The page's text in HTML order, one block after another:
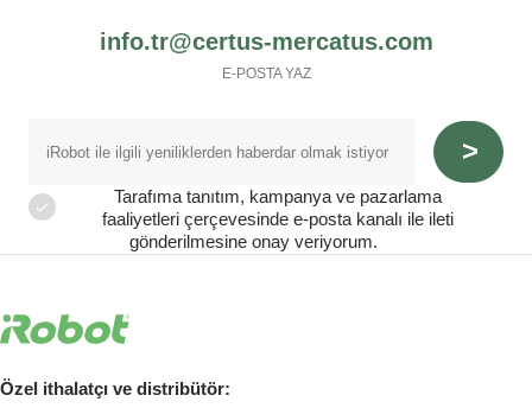
info.tr@certus-mercatus.com
E-POSTA YAZ
Tarafıma tanıtım, kampanya ve pazarlama
faaliyetleri çerçevesinde e-posta kanalı ile ileti
gönderilmesine onay veriyorum.
Özel ithalatçı ve distribütör: